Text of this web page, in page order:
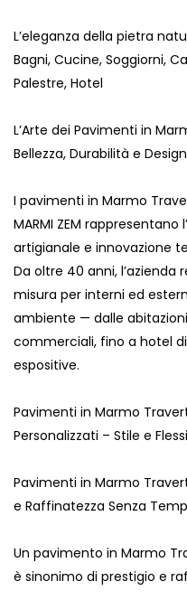
L’eleganza della pietra
Bagni, Cucine, Soggiorni,
Palestre, Hotel
L’Arte dei Pavimenti in
Bellezza, Durabilità e
I pavimenti in Marmo
MARMI ZEM
artigianale e innovazione
Da oltre 40 anni, l’azienda
misura per interni ed
ambiente — dalle
commerciali, fino a hotel
espositive.
Pavimenti in Marmo
Personalizzati – Stile e
Pavimenti in Marmo
e Raffinatezza Senza
Un pavimento in Marmo
è sinonimo di prestigio e